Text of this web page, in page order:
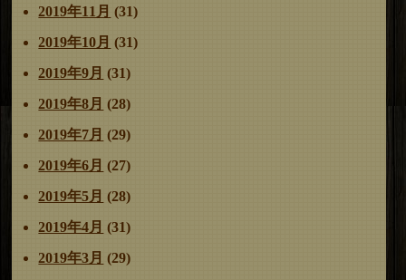
2019年11月 (31)
2019年10月 (31)
2019年9月 (31)
2019年8月 (28)
2019年7月 (29)
2019年6月 (27)
2019年5月 (28)
2019年4月 (31)
2019年3月 (29)